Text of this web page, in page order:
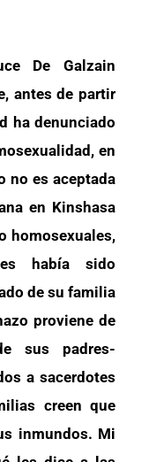
De Galzain
antes de partir
ha denunciado
en
no es aceptada
en Kinshasa
homosexuales,
había sido
de su familia
proviene de
sus padres-
a sacerdotes
creen que
inmundos. Mi